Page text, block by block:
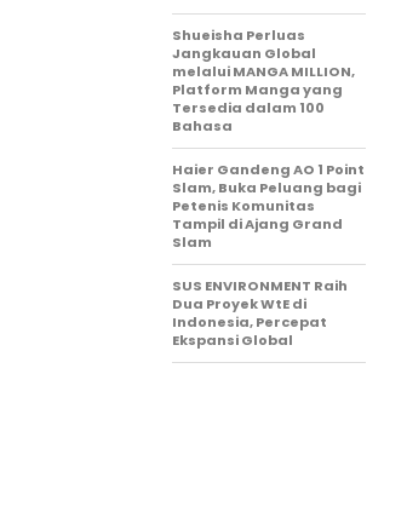
Shueisha Perluas
Jangkauan Global
melalui MANGA MILLION,
Platform Manga yang
Tersedia dalam 100
Bahasa
Haier Gandeng AO 1 Point
Slam, Buka Peluang bagi
Petenis Komunitas
Tampil di Ajang Grand
Slam
SUS ENVIRONMENT Raih
Dua Proyek WtE di
Indonesia, Percepat
Ekspansi Global